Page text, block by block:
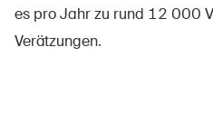
es pro Jahr zu rund 12 000
Verätzungen.